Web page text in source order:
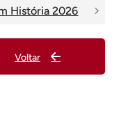
História 2026
Voltar